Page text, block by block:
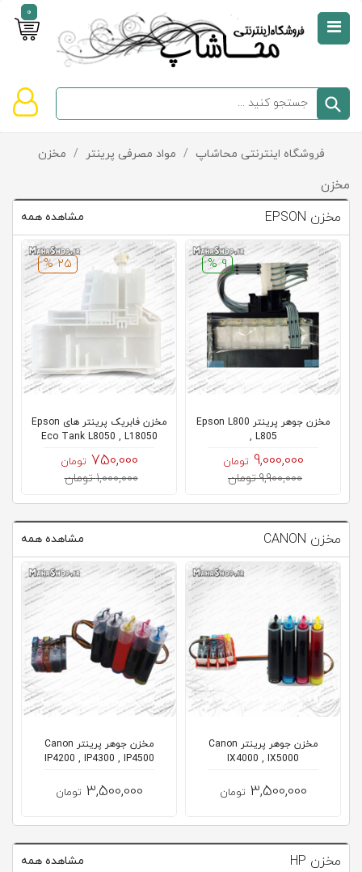
0
صفحه
دسته‌بندی
تخفیف‌ها
و
پیشنهادها
تماس
کلاب
محاشاپ
سبد
خالی
است
فروشگاه اینترنتی محاشاپ / مواد مصرفی پرینتر / مخزن
مخزن
مخزن EPSON مشاهده همه
9 %
مخزن جوهر پرینتر Epson L800
, L805
9,000,000 تومان
9,900,000 تومان
25 %
مخزن فابریک پرینتر های Epson
Eco Tank L8050 , L18050
750,000 تومان
1,000,000 تومان
مخزن CANON مشاهده همه
مخزن جوهر پرینتر Canon
IX4000 , IX5000
3,500,000 تومان
مخزن جوهر پرینتر Canon
IP4200 , IP4300 , IP4500
3,500,000 تومان
مخزن HP مشاهده همه